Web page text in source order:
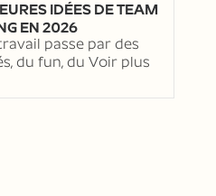
IDÉES DE TEAM
EN 2026
passe par des
du fun, du Voir plus